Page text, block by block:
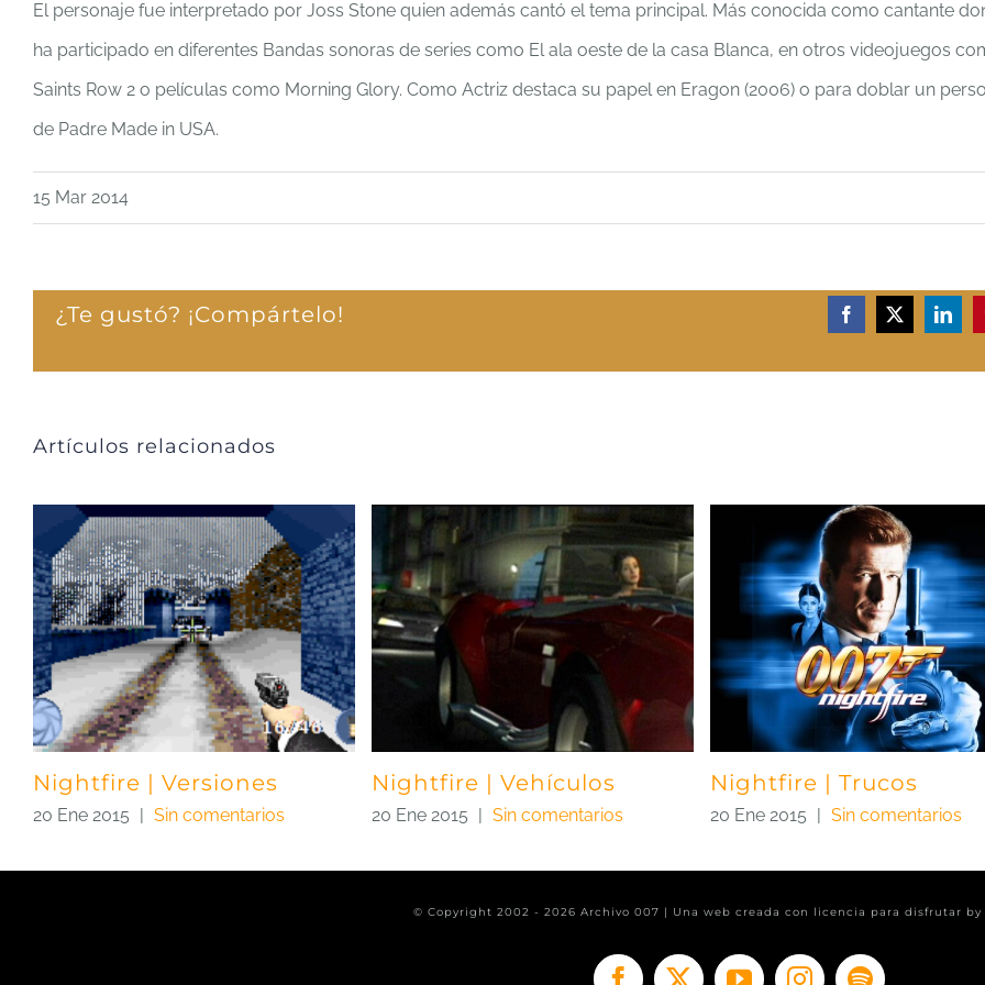
El personaje fue interpretado por Joss Stone quien además cantó el tema principal. Más conocida como cantante
ha participado en diferentes Bandas sonoras de series como El ala oeste de la casa Blanca, en otros videojuegos
Saints Row 2 o películas como Morning Glory. Como Actriz destaca su papel en Eragon (2006) o para doblar un
de Padre Made in USA.
15 Mar 2014
¿Te gustó? ¡Compártelo! Facebook
X
Artículos relacionados
Nightfire | Versiones
20 Ene 2015 Sin comentarios
Nightfire | Vehículos
20 Ene 2015 Sin comentarios
Nightfire | Trucos
20 Ene 2015 Sin comentarios
© Copyright 2002 - 2026 Archivo 007 | Una web creada con licencia para disfrutar by